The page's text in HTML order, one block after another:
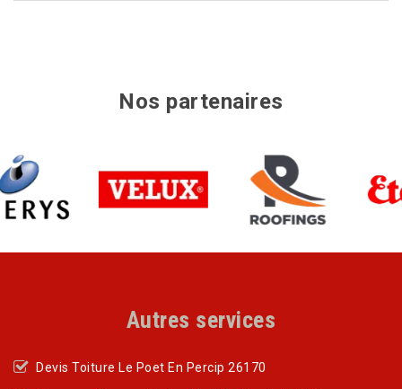
Nos partenaires
Autres services
Devis Toiture Le Poet En Percip 26170